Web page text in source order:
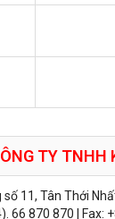
TY TNHH
11, Tân Thới
66 870 870 | Fax: